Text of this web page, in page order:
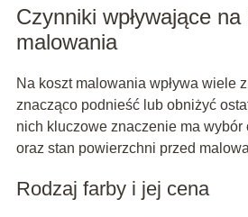
Czynniki wpływające
malowania
Na koszt malowania wpływa wiele
znacząco podnieść lub obniżyć
nich kluczowe znaczenie ma
oraz stan powierzchni przed
Rodzaj farby i jej cena